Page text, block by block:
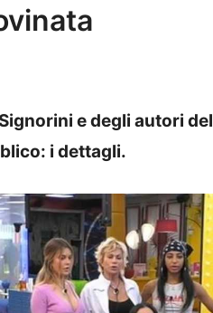
e degli autori
i dettagli.